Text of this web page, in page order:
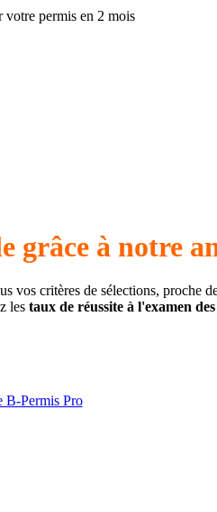
votre permis en 2 mois
grâce à notre
vos critères de sélections, proche
les taux de réussite à l'examen